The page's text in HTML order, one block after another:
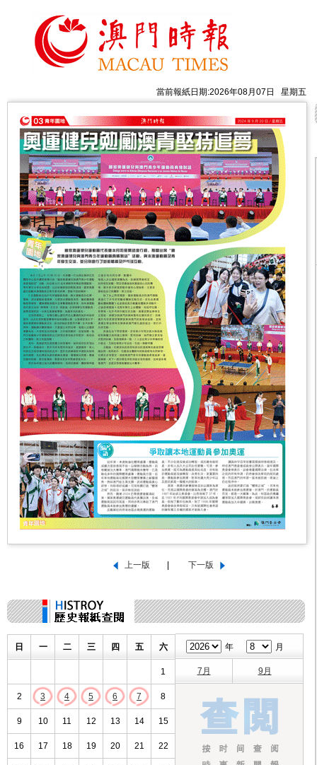
當前報紙日期:2026年08月07日 星期五
日 一 二 三 四 五 六
1
2 3 4 5 6 7 8
9 10 11 12 13 14 15
16 17 18 19 20 21 22
年 月
7月 9月